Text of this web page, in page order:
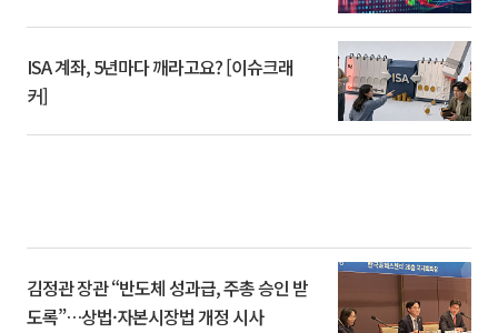
ISA 계좌, 5년마다 깨라고요? [이슈크래
커]
김정관 장관 “반도체 성과급, 주총 승인 받
도록”…상법·자본시장법 개정 시사